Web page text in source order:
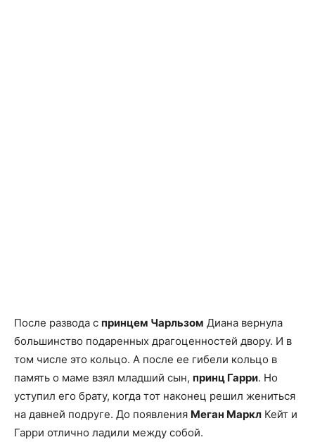
После развода с принцем Чарльзом Диана вернула
большинство подаренных драгоценностей двору. И в
том числе это кольцо. А после ее гибели кольцо в
память о маме взял младший сын, принц Гарри. Но
уступил его брату, когда тот наконец решил жениться
на давней подруге. До появления Меган Маркл Кейт и
Гарри отлично ладили между собой.